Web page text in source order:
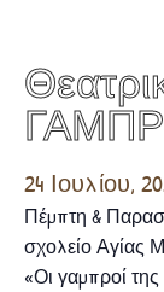
24 Ιουλίου,
Πέμπτη &
σχολείο Αγίας
«Οι γαμπροί